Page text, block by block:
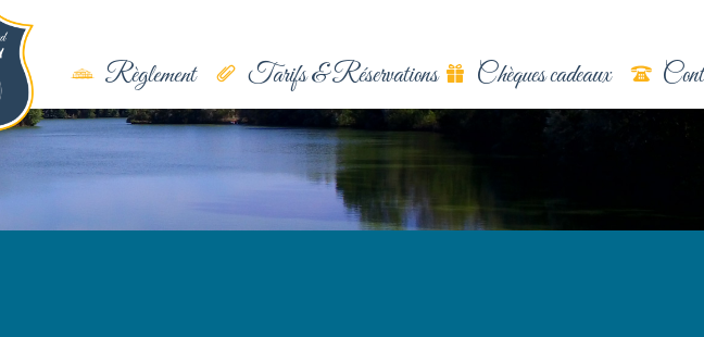
Règlement Tarifs & Réservations Chèques cadeaux